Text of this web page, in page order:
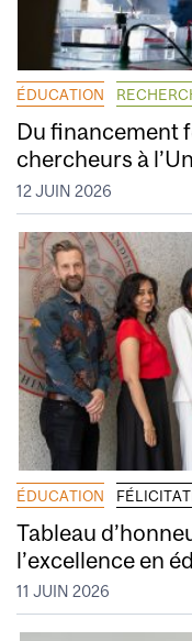
ÉDUCATION
Du financement
chercheurs à
12 JUIN 2026
ÉDUCATION
Tableau
l’excellence en
11 JUIN 2026